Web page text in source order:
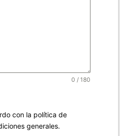
0 / 180
con la política de
generales.